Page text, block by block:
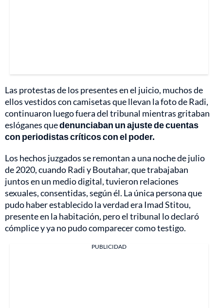
Las protestas de los presentes en el juicio, muchos de
ellos vestidos con camisetas que llevan la foto de Radi,
continuaron luego fuera del tribunal mientras gritaban
eslóganes quedenunciaban un ajuste de cuentas
con periodistas críticos con el poder.
Los hechos juzgados se remontan a una noche de julio
de 2020, cuando Radi y Boutahar, que trabajaban
juntos en un medio digital, tuvieron relaciones
sexuales, consentidas, según él. La única persona que
pudo haber establecido la verdad era Imad Stitou,
presente en la habitación, pero el tribunal lo declaró
cómplice y ya no pudo comparecer como testigo.
PUBLICIDAD